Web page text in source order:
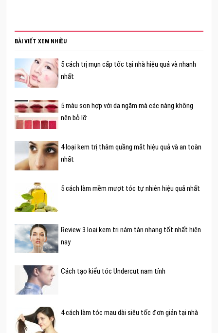
BÀI VIẾT XEM NHIỀU
5 cách trị mụn cấp tốc tại nhà hiệu quả và nhanh
nhất
5 màu son hợp với da ngăm mà các nàng không
nên bỏ lỡ
4 loại kem trị thâm quầng mắt hiệu quả và an toàn
nhất
5 cách làm mềm mượt tóc tự nhiên hiệu quả nhất
Review 3 loại kem trị nám tàn nhang tốt nhất hiện
nay
Cách tạo kiểu tóc Undercut nam tính
4 cách làm tóc mau dài siêu tốc đơn giản tại nhà